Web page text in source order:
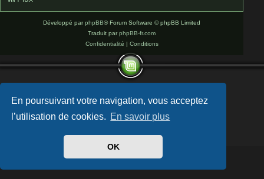
En poursuivant votre navigation, vous acceptez
l’utilisation de cookies. En savoir plus
OK
Développé parphpBB® Forum Software © phpBB Limited
Traduit parphpBB-fr.com
Confidentialité
Conditions